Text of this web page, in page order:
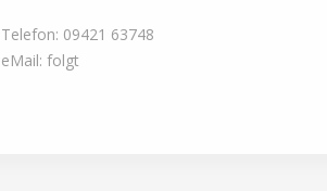
Telefon: 09421 63748
eMail: folgt